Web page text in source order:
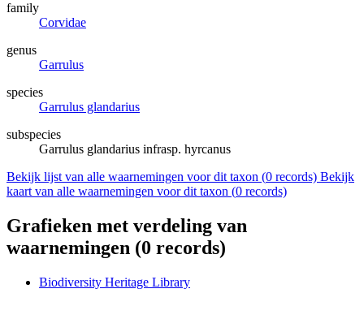
family
Corvidae
genus
Garrulus
species
Garrulus glandarius
subspecies
Garrulus glandarius infrasp. hyrcanus
Bekijk lijst van alle waarnemingen voor dit taxon (0 records) Bekijk
kaart van alle waarnemingen voor dit taxon (0 records)
Grafieken met verdeling van
waarnemingen (0 records)
Biodiversity Heritage Library